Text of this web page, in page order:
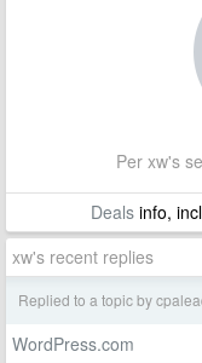
Per xw's
Dealsinfo,
xw's recent replies
Replied to a topic by
WordPress.com